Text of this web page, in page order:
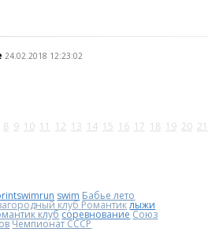
24.02.2018 12:23:02
8 9 10 11 12 13 14 15 16 17 18 19 20 21
swim Бабье лето
клуб Романтиклыжи
клубсоревнованиеСоюз
Чемпионат СССР